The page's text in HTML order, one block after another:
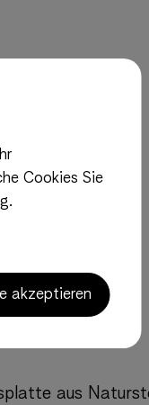
aus
Cookies Sie
akzeptieren